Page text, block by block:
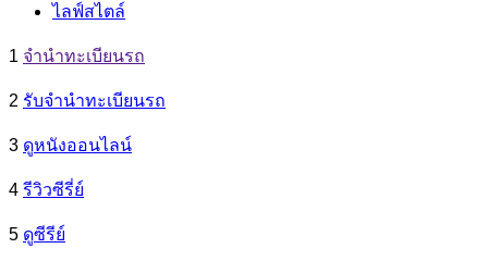
ไลฟ์สไตล์
1 จํานําทะเบียนรถ
2 รับจํานําทะเบียนรถ
3 ดูหนังออนไลน์
4 รีวิวซีรี่ย์
5 ดูซีรีย์